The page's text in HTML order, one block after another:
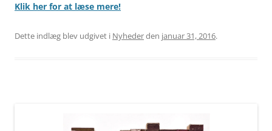
Klik her for at læse mere!
Dette indlæg blev udgivet i Nyhederden januar 31, 2016.